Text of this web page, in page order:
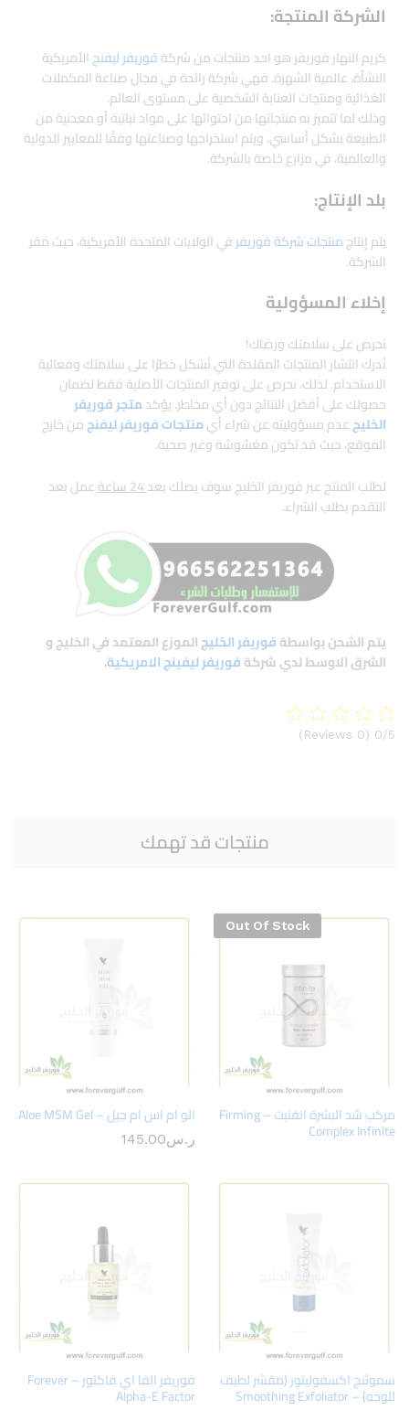
الشركة المنتجة:
كريم النهار فوريفر هو احد منتجات من شركةفوريفر ليفنجالأمريكية
النشأة، عالمية الشهرة. فهي شركة رائدة في مجال صناعة المكملات
الغذائية ومنتجات العناية الشخصية على مستوى العالم.
وذلك لما تتميز به منتجاتها من احتوائها على مواد نباتية أو معدنية من
الطبيعة بشكل أساسي، ويتم استخراجها وصناعتها وفقًا للمعايير الدولية
والعالمية، في مزارع خاصة بالشركة.
بلد الإنتاج:
يتم إنتاجمنتجات شركة فوريفر في الولايات المتحدة الأمريكية، حيث مقر
الشركة.
إخلاء المسؤولية
نحرص على سلامتك ورضاك!
نُدرك انتشار المنتجات المقلدة التي تُشكل خطرًا على سلامتك وفعالية
الاستخدام. لذلك، نحرص على توفير المنتجات الأصلية فقط لضمان
حصولك على أفضل النتائج دون أي مخاطر. يؤكدمتجر فوريفر
الخليجعدم مسؤوليته عن شراء أيمنتجات فوريفر ليفنجمن خارج
الموقع، حيث قد تكون مغشوشة وغير صحية.
لطلب المنتج عبر فوريفر الخليج سوف يصلك بعد24 ساعة
عمل بعد
التقدم بطلب الشراء.
يتم الشحن بواسطةفوريفر الخليجالموزع المعتمد في الخليج و
الشرق الاوسط لدي شركةفوريفر ليفينج الامريكية.
0/5
(0 Reviews)
منتجات قد تهمك
Out Of Stock
مركب شد البشرة انفنيت – Firming
Complex Infinite
الو ام اس ام جيل – Aloe MSM Gel
ر.س145.00
سموثنج اكسفوليتور (مقشر لطيف
للوجه) – Smoothing Exfoliator
فوريفر الفا اي فاكتور – Forever
Alpha-E Factor